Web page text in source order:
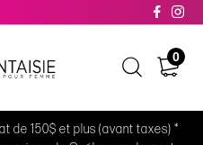
0
de 150$ et plus (avant taxes) *